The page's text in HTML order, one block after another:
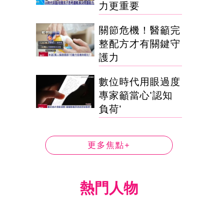
力更重要
關節危機！醫籲完
整配方才有關鍵守
護力
數位時代用眼過度
專家籲當心'認知
負荷'
更多焦點+
熱門人物